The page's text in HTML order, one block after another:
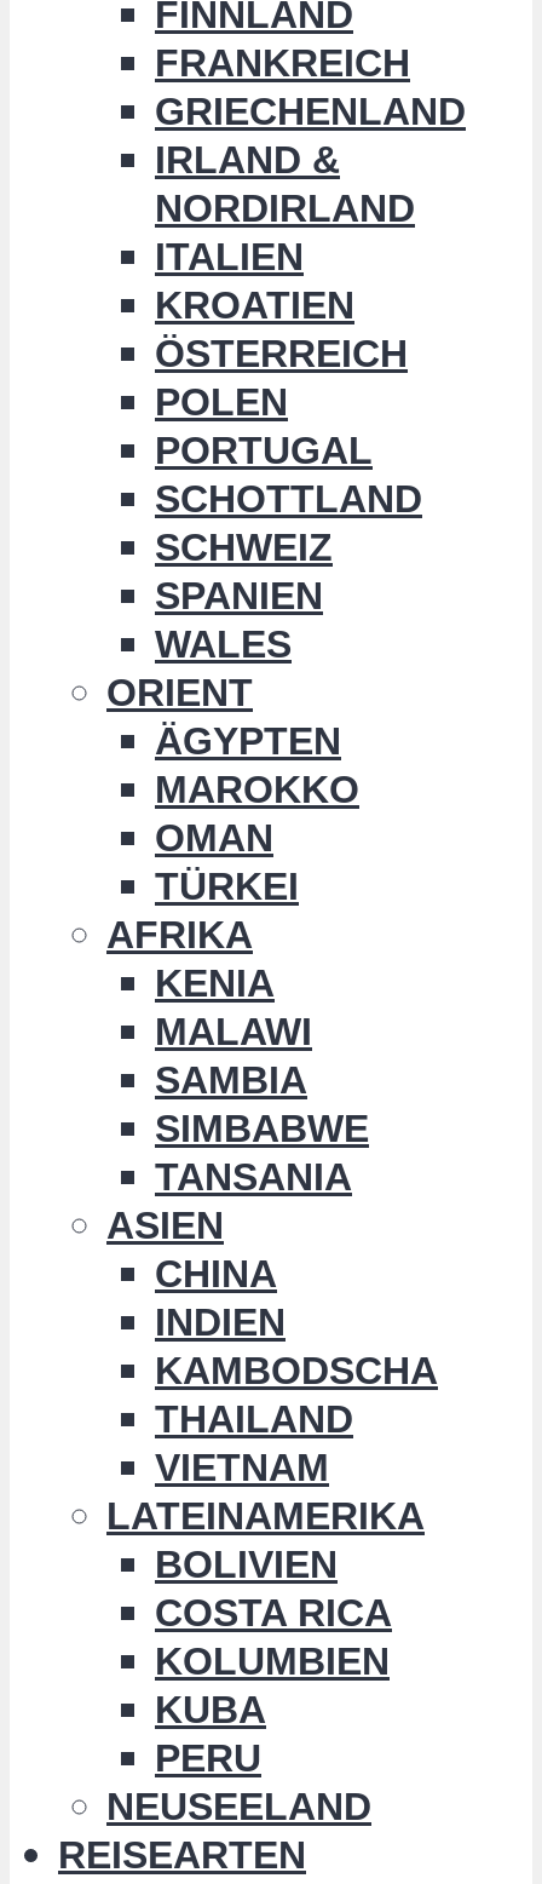
FINNLAND
FRANKREICH
GRIECHENLAND
IRLAND &
NORDIRLAND
ITALIEN
KROATIEN
ÖSTERREICH
POLEN
PORTUGAL
SCHOTTLAND
SCHWEIZ
SPANIEN
WALES
ORIENT
ÄGYPTEN
MAROKKO
OMAN
TÜRKEI
AFRIKA
KENIA
MALAWI
SAMBIA
SIMBABWE
TANSANIA
ASIEN
CHINA
INDIEN
KAMBODSCHA
THAILAND
VIETNAM
LATEINAMERIKA
BOLIVIEN
COSTA RICA
KOLUMBIEN
KUBA
PERU
NEUSEELAND
REISEARTEN